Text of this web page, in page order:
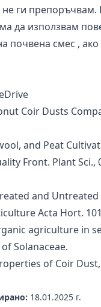
ги
да използвам
почвена смес ,
Coir Dusts
and Peat
Front. Plant Sci.,
and
Acta Hort.
agriculture in
Solanaceae.
of Coir
18.01.2025 г.